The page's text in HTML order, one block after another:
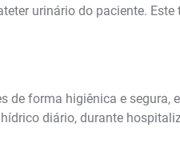
urinário do paciente. Este
de forma higiênica e segura,
diário, durante